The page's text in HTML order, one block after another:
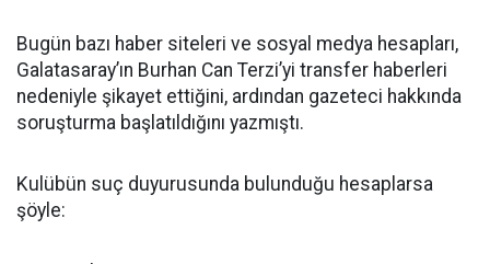
Bugün bazı haber siteleri ve sosyal medya hesapları,
Galatasaray’ın Burhan Can Terzi’yi transfer haberleri
nedeniyle şikayet ettiğini, ardından gazeteci hakkında
soruşturma başlatıldığını yazmıştı.
Kulübün suç duyurusunda bulunduğu hesaplarsa
şöyle: